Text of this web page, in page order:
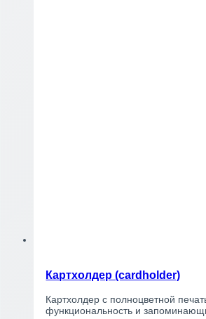
Картхолдер (cardholder)
Картхолдер с полноцветной
функциональность и